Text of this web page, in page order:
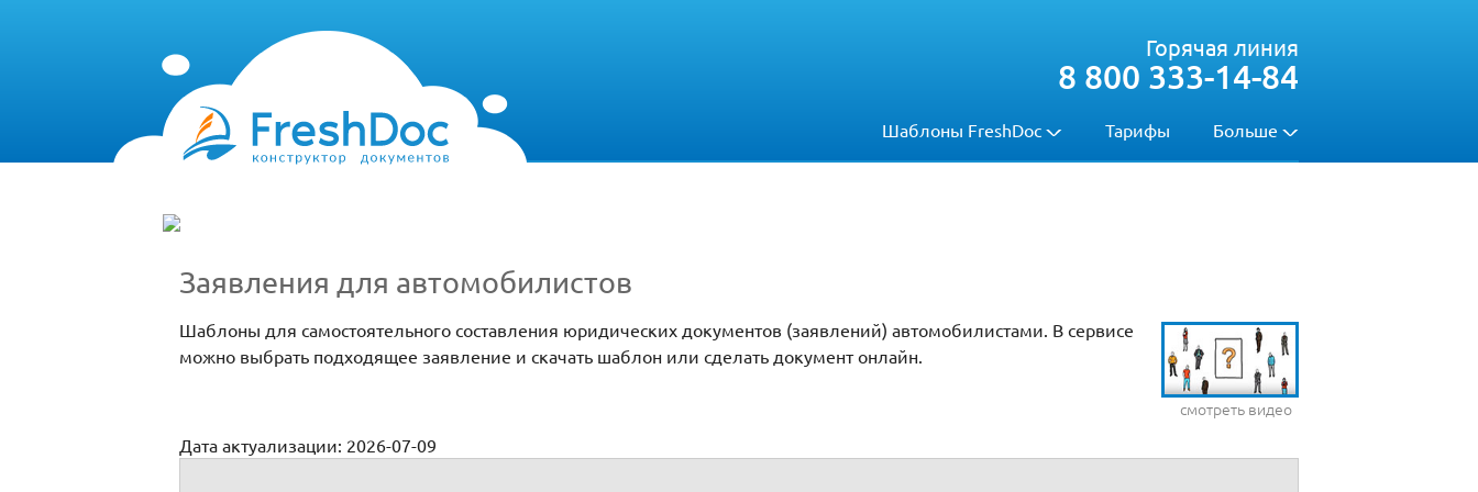
Шаблоны FreshDoc Тарифы Больше
Горячая линия
8 800 333-14-84
Заявления для автомобилистов
смотреть видео
Шаблоны для самостоятельного составления юридических документов (заявлений) автомобилистами. В сервисе
можно выбрать подходящее заявление и скачать шаблон или сделать документ онлайн.
Дата актуализации: 2026-07-09